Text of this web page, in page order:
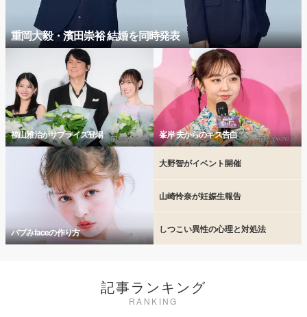
重岡大毅・濱田崇裕 結婚を同時発表
福山雅治がサプライズ登場 峯岸 夫からのキス告白
バブみfaceの作り方
大野智がイベント開催
山崎怜奈が妊娠生報告
しつこい異性の心理と対処法
記事ランキング
RANKING